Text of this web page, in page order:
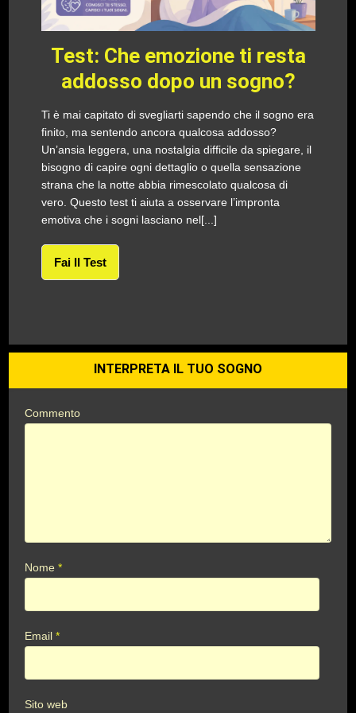
Test: Che emozione ti resta
addosso dopo un sogno?
Ti è mai capitato di svegliarti sapendo che il sogno era
finito, ma sentendo ancora qualcosa addosso?
Un’ansia leggera, una nostalgia difficile da spiegare, il
bisogno di capire ogni dettaglio o quella sensazione
strana che la notte abbia rimescolato qualcosa di
vero. Questo test ti aiuta a osservare l’impronta
emotiva che i sogni lasciano nel[...]
Fai Il Test
INTERPRETA IL TUO SOGNO
Commento
Nome*
Email*
Sito web